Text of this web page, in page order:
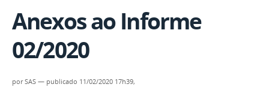
Anexos ao Informe
02/2020
porSAS — publicado 11/02/2020 17h39,